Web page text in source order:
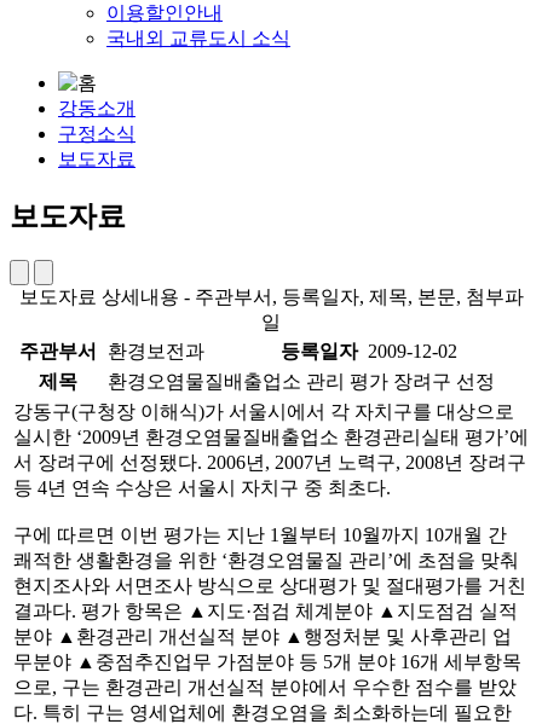
이용할인안내
국내외 교류도시 소식
강동소개
구정소식
보도자료
보도자료
보도자료 상세내용 - 주관부서, 등록일자, 제목, 본문, 첨부파
일
주관부서
환경보전과 등록일자 2009-12-02
제목
환경오염물질배출업소 관리 평가 장려구 선정
강동구(구청장 이해식)가 서울시에서 각 자치구를 대상으로
실시한 ‘2009년 환경오염물질배출업소 환경관리실태 평가’에
서 장려구에 선정됐다. 2006년, 2007년 노력구, 2008년 장려구
등 4년 연속 수상은 서울시 자치구 중 최초다.
구에 따르면 이번 평가는 지난 1월부터 10월까지 10개월 간
쾌적한 생활환경을 위한 ‘환경오염물질 관리’에 초점을 맞춰
현지조사와 서면조사 방식으로 상대평가 및 절대평가를 거친
결과다. 평가 항목은 ▲지도·점검 체계분야 ▲지도점검 실적
분야 ▲환경관리 개선실적 분야 ▲행정처분 및 사후관리 업
무분야 ▲중점추진업무 가점분야 등 5개 분야 16개 세부항목
으로, 구는 환경관리 개선실적 분야에서 우수한 점수를 받았
다. 특히 구는 영세업체에 환경오염을 최소화하는데 필요한